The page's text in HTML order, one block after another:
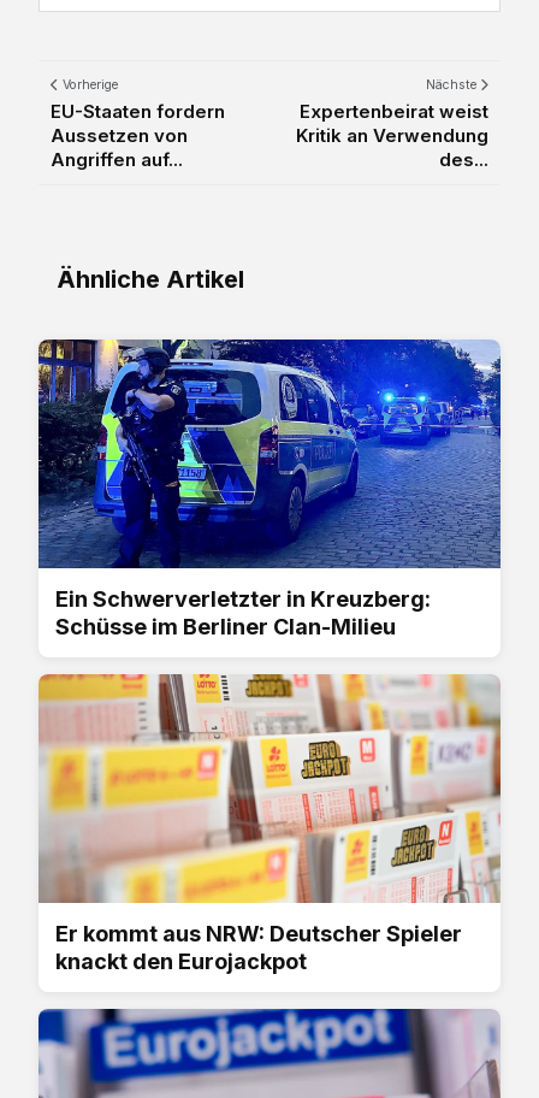
Vorherige
EU-Staaten fordern
Aussetzen von
Angriffen auf...
Nächste
Expertenbeirat weist
Kritik an Verwendung
des...
Ähnliche Artikel
Ein Schwerverletzter in Kreuzberg:
Schüsse im Berliner Clan-Milieu
Er kommt aus NRW: Deutscher Spieler
knackt den Eurojackpot